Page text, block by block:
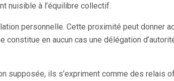
nuisible à l’équilibre collectif.
personnelle. Cette proximité peut donner
en aucun cas une délégation
supposée, ils s’expriment comme des